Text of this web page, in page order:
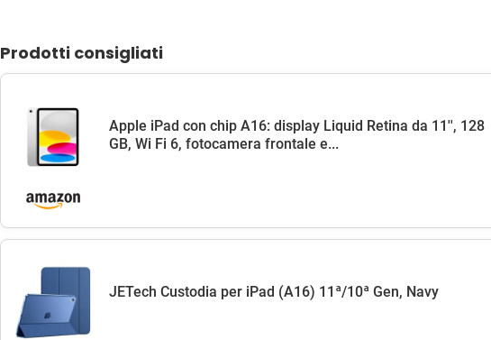
Prodotti consigliati
Apple iPad con chip A16: display Liquid Retina da 11'', 128
GB, Wi Fi 6, fotocamera frontale e...
JETech Custodia per iPad (A16) 11ª/10ª Gen, Navy